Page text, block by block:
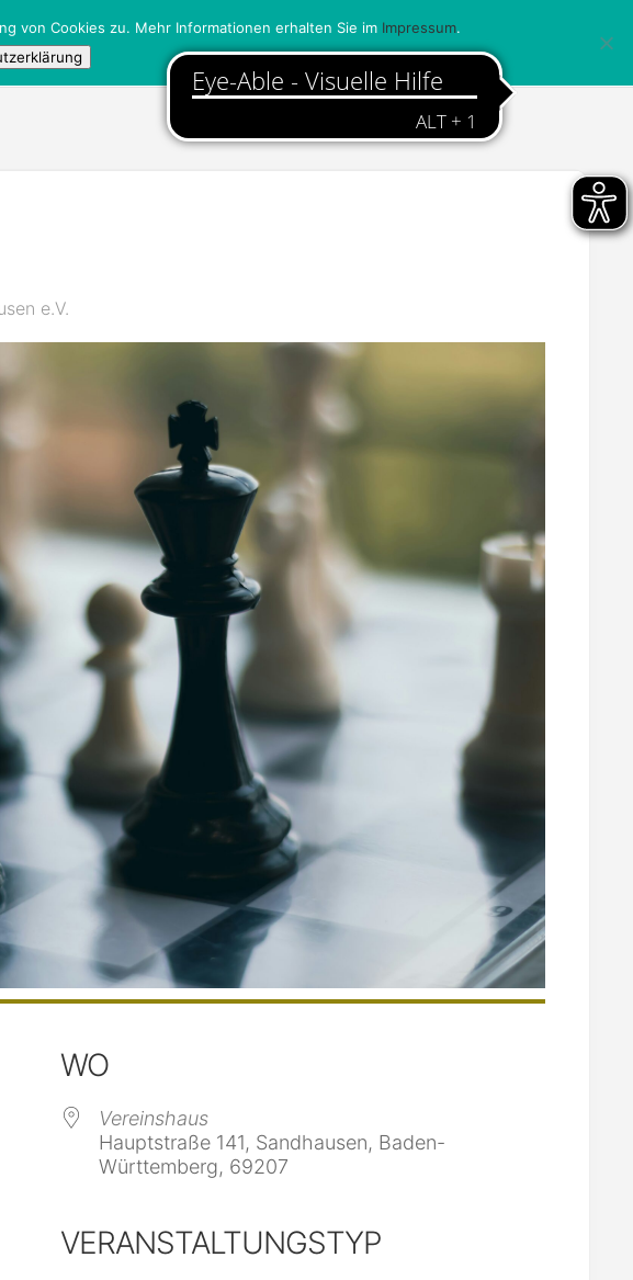
e.V.
iCalendar
WO
Vereinshaus
Hauptstraße 141, Sandhausen, Baden-
Württemberg, 69207
VERANSTALTUNGSTYP
von Cookies zu. Mehr Informationen erhalten Sie im Impressum.